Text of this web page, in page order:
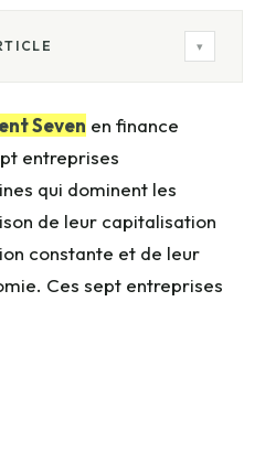
▾
Seven en finance
entreprises
qui dominent les
de leur capitalisation
constante et de leur
Ces sept entreprises